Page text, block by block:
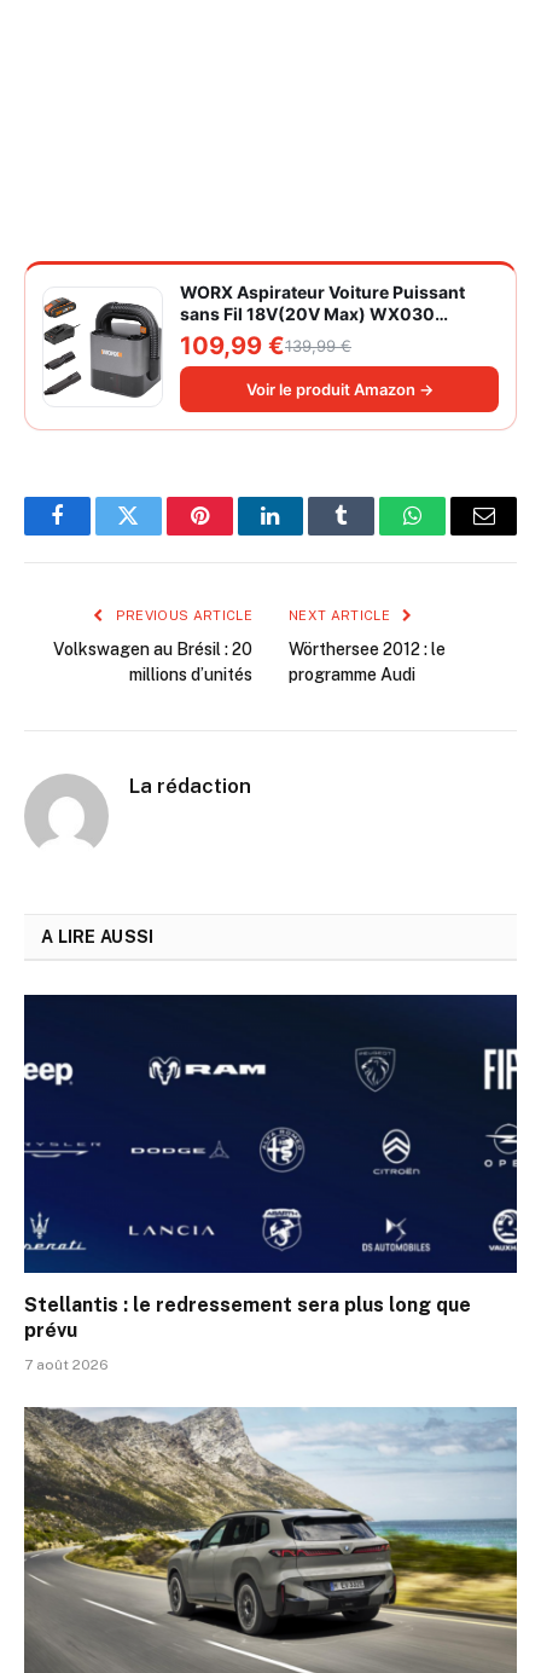
WORX Aspirateur Voiture Puissant
sans Fil 18V(20V Max) WX030
Aspirateur à Main sur Batterie 150W
10KPa avec Boîte de Rangement
Intégrée Dépoussiérage Maille
filtrante Lavable
109,99 €139,99 €
Voir le produit Amazon →
FacebookTwitter PinterestLinkedInTumblr WhatsAppEmail
PREVIOUS ARTICLE
Volkswagen au Brésil : 20
millions d’unités
NEXT ARTICLE
Wörthersee 2012 : le
programme Audi
La rédaction
A LIRE AUSSI
Stellantis : le redressement sera plus long que
prévu
7 août 2026